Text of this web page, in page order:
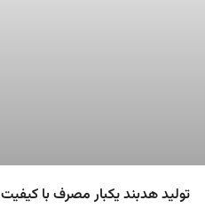
تولید هدبند یکبار مصرف با کیفیت